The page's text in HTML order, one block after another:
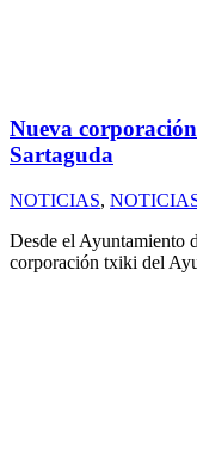
Nueva
Sartaguda
NOTICIAS,
Desde el Ayuntamiento
corporación txiki del